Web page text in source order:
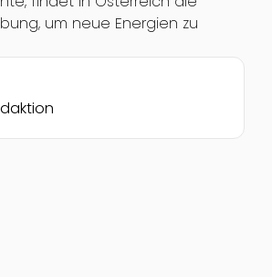
um neue Energien zu